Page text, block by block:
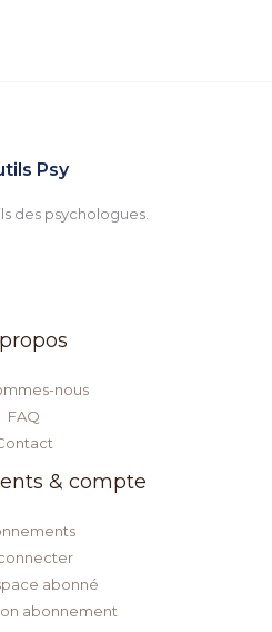
Psy
des psychologues.
nous
FAQ
& compte
abonné
abonnement